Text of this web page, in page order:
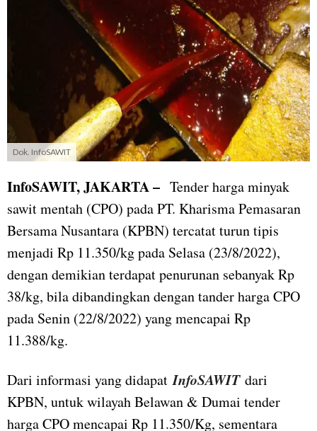
Dok. InfoSAWIT
InfoSAWIT, JAKARTA – Tender harga minyak
sawit mentah (CPO) pada PT. Kharisma Pemasaran
Bersama Nusantara (KPBN) tercatat turun tipis
menjadi Rp 11.350/kg pada Selasa (23/8/2022),
dengan demikian terdapat penurunan sebanyak Rp
38/kg, bila dibandingkan dengan tander harga CPO
pada Senin (22/8/2022) yang mencapai Rp
11.388/kg.
Dari informasi yang didapatInfoSAWITdari
KPBN, untuk wilayah Belawan & Dumai tender
harga CPO mencapai Rp 11.350/Kg, sementara